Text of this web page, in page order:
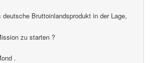
deutsche Bruttoinlandsprodukt in der Lage,
zu starten ?
.